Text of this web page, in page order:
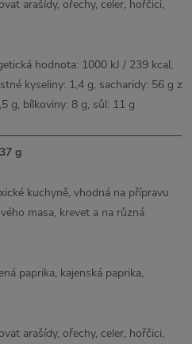
arašídy, ořechy, celer, hořčici,
hodnota: 1000 kJ / 239 kcal,
kyseliny: 1,4 g, sacharidy: 56 g z
g, bílkoviny: 8 g, sůl: 11 g
g
kuchyně, vhodná na přípravu
masa, krevet a na různá
paprika, kajenská paprika,
arašídy, ořechy, celer, hořčici,